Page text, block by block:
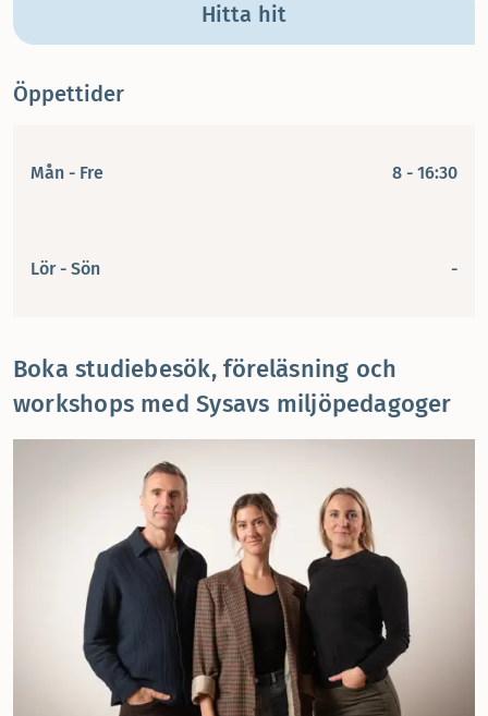
Hitta hit
Öppettider
Mån - Fre 8 - 16:30
Lör - Sön -
Boka studiebesök, föreläsning och
workshops med Sysavs miljöpedagoger